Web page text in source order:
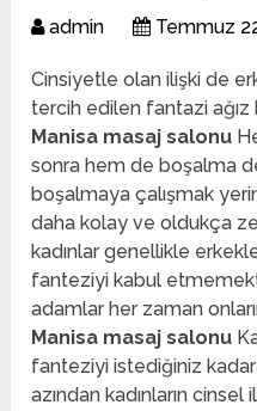
admin Temmuz
Cinsiyetle olan ilişki de
tercih edilen fantazi
Manisa masaj salonu
sonra hem de boşalma
boşalmaya çalışmak
daha kolay ve oldukça
kadınlar genellikle
fanteziyi kabul
adamlar her zaman
Manisa masaj salonu
fanteziyi istediğiniz
azından kadınların